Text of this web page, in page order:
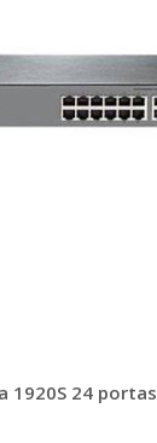
1920S 24